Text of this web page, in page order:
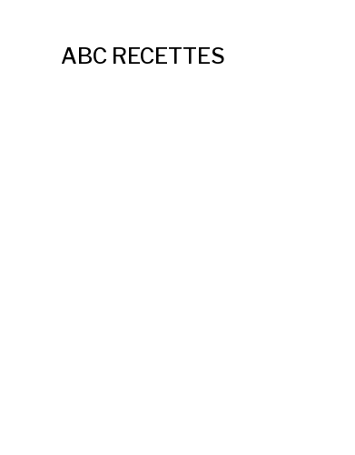
ABC RECETTES